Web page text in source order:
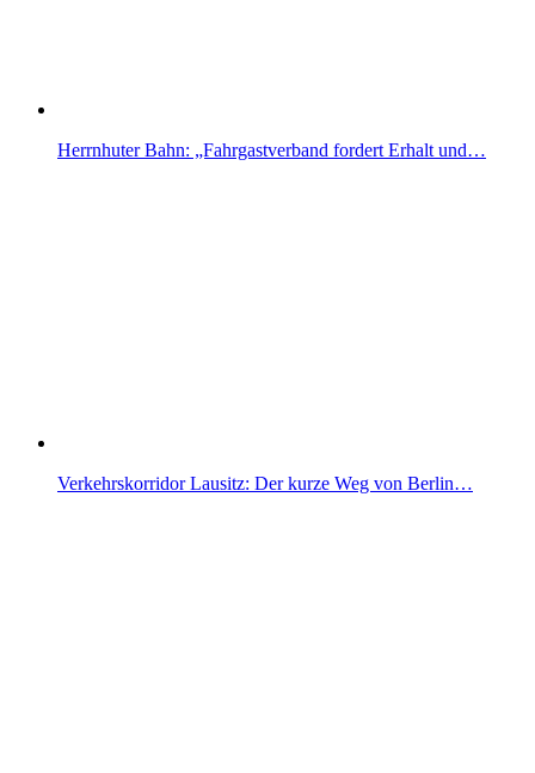
Herrnhuter Bahn: „Fahrgastverband fordert Erhalt und…
Verkehrskorridor Lausitz: Der kurze Weg von Berlin…